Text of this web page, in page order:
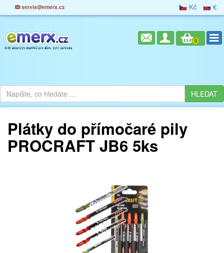
servis@emerx.cz Kč €
0
Plátky do přímočaré pily
PROCRAFT JB6 5ks